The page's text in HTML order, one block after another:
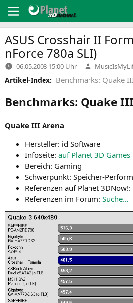
Inhalt
springen
ASUS Crosshair II
nForce 780a SLI)
06.05.2008 15:00 Uhr Verfasst
von
Artikel-Index: Benchmarks: Quake
Benchmarks: QuakeIII
Qua­ke III Arena
Her­stel­ler: id Software
Info­sei­te: auf Pla­net 3D Games
Bereich: Gam­ing
Schwer­punkt: Speicher-
Refe­ren­zen auf Pla­net 3DNow!:
Refe­ren­zen im Forum: Suche…